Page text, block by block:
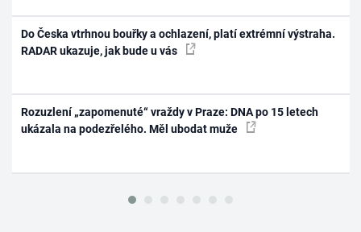
Do Česka vtrhnou bouřky a ochlazení, platí extrémní výstraha.
RADAR ukazuje, jak bude u vás
Rozuzlení „zapomenuté“ vraždy v Praze: DNA po 15 letech
ukázala na podezřelého. Měl ubodat muže